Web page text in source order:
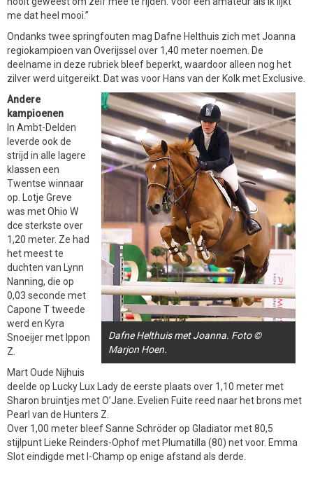
me dat heel mooi.”
Ondanks twee springfouten mag Dafne Helthuis zich met Joanna
regiokampioen van Overijssel over 1,40 meter noemen. De
deelname in deze rubriek bleef beperkt, waardoor alleen nog het
zilver werd uitgereikt. Dat was voor Hans van der Kolk met Exclusive.
Dafne Helthuis met Joanna. Foto ©
Marjon Hoen.
Andere
kampioenen
In Ambt-Delden
leverde ook de
strijd in alle lagere
klassen een
Twentse winnaar
op. Lotje Greve
was met Ohio W
dce sterkste over
1,20 meter. Ze had
het meest te
duchten van Lynn
Nanning, die op
0,03 seconde met
Capone T tweede
werd en Kyra
Snoeijer met Ippon
Z.
Mart Oude Nijhuis
deelde op Lucky Lux Lady de eerste plaats over 1,10 meter met
Sharon bruintjes met O’Jane. Evelien Fuite reed naar het brons met
Pearl van de Hunters Z.
Over 1,00 meter bleef Sanne Schröder op Gladiator met 80,5
stijlpunt Lieke Reinders-Ophof met Plumatilla (80) net voor. Emma
Slot eindigde met I-Champ op enige afstand als derde.